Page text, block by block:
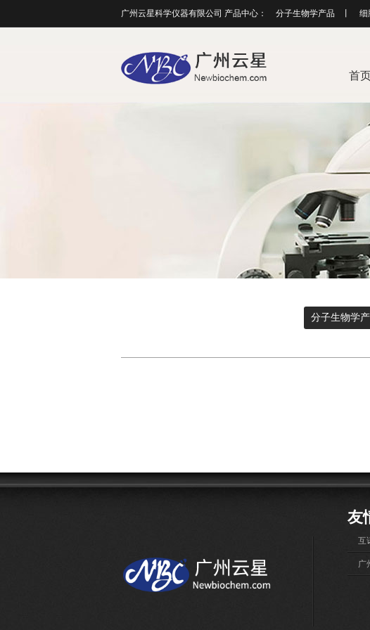
广州云星科学仪器有限公司 产品中心： 分子生物学产品 细
首
分子生物学
友
互
广